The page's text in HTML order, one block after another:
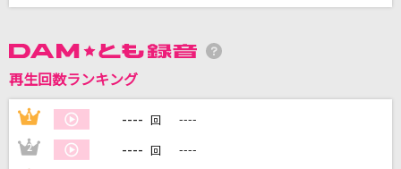
自宅でカラオケ歌い放題！
再生回数ランキング
1 ---- 回 ----
2 ---- 回 ----